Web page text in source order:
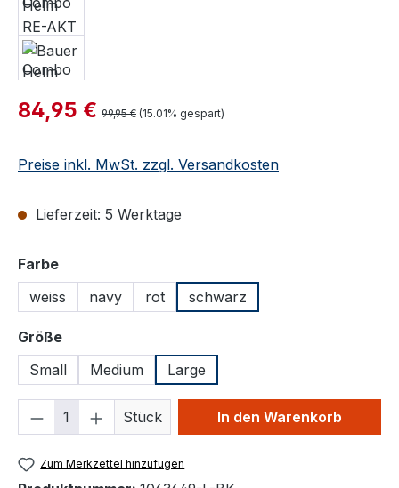
Verkaufspreis:
84,95 € Regulärer Preis:
99,95 € (15.01% gespart)
Preise inkl. MwSt. zzgl. Versandkosten
Lieferzeit: 5 Werktage
Farbeauswählen
weiss
navy rot schwarz
Größeauswählen
Small
Medium Large
Produkt Anzahl: Gib den
Stück In den Warenkorb
Zum Merkzettel hinzufügen